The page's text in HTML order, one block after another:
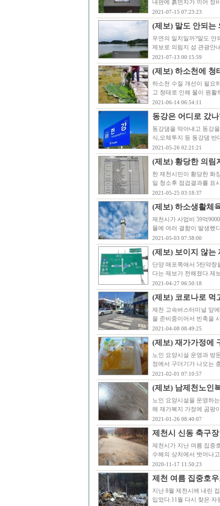
내판에 흙먼지가 끼어 정
2021-07-15 07:23:23
(제보) 말도 안되는
우연의 일치일까?말도 안
제보로 의림지 섬 관광안
2021-07-13 00:15:59
(제보) 하소천에
하소천 수질 개선이 필요
고 청태로 인해 물이 원
2021-06-14 06:54:11
동강은 어디로 갔
동강댐을 막아내고 동강
식,오체투지 등 동강댐
2021-05-26 02:21:21
(제보) 황당한 의
한 제천시민이 황당한 화
일 청소후 점검결과를 표
2021-05-25 03:18:37
(제보) 하소생활체
제천시가 사업비 59억
물에 여러 결함이 발생했
2021-05-03 07:38:00
(제보) 보이지 않는
단양 매포쪽애서 5탄약창
다는 제보가 전해졌다.제
2021-04-27 06:50:18
(제보) 코로나로
제천 고속버스터미널 앞
을 준비중이어서 빈축을
2021-04-08 08:49:25
(제보) 재가가정에
노인 요양시설 운영과 방
정에서 구더기가 나오는
2021-02-01 07:10:57
(제보) 남제천노인
노인 요양시설을 운영하
해 재가복지 가정에 곰팡
2021-01-26 08:40:07
제천시 신동 축구
제천시가 지난 여름 집중
수해의 상처에서 벗어나
2020-11-17 11:50:23
제천 여름 집중호
지난 8월 제천시에 내린
입었다.11월 다시 찾은